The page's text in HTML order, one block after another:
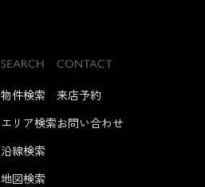
物件検索
エリア検索
沿線検索
地図検索
来店予約
お問い合わせ